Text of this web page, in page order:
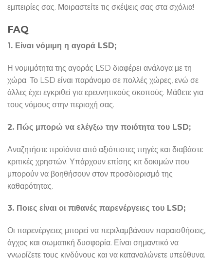
εμπειρίες σας. Μοιραστείτε τις σκέψεις σας στα σχόλια!
FAQ
1. Είναι νόμιμη η αγορά LSD;
Η νομιμότητα της αγοράς LSD διαφέρει ανάλογα με τη
χώρα. Το LSD είναι παράνομο σε πολλές χώρες, ενώ σε
άλλες έχει εγκριθεί για ερευνητικούς σκοπούς. Μάθετε για
τους νόμους στην περιοχή σας.
2. Πώς μπορώ να ελέγξω την ποιότητα του LSD;
Αναζητήστε προϊόντα από αξιόπιστες πηγές και διαβάστε
κριτικές χρηστών. Υπάρχουν επίσης κιτ δοκιμών που
μπορούν να βοηθήσουν στον προσδιορισμό της
καθαρότητας.
3. Ποιες είναι οι πιθανές παρενέργειες του LSD;
Οι παρενέργειες μπορεί να περιλαμβάνουν παραισθήσεις,
άγχος και σωματική δυσφορία. Είναι σημαντικό να
γνωρίζετε τους κινδύνους και να καταναλώνετε υπεύθυνα.